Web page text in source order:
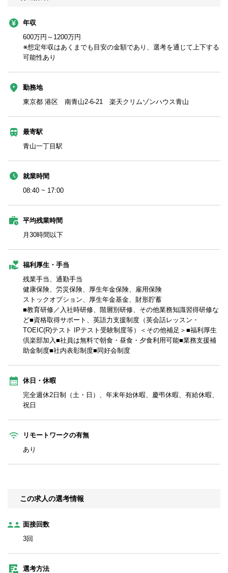
年収
600万円～1200万円
※想定年収はあくまでも目安の金額であり、選考を通じて上下する
可能性あり
勤務地
東京都 港区 南青山2-6-21 楽天クリムゾンハウス青山
最寄駅
青山一丁目駅
就業時間
08:40 ~ 17:00
平均残業時間
月30時間以下
福利厚生・手当
残業手当、通勤手当
健康保険、労災保険、厚生年金保険、雇用保険
ストックオプション、厚生年金基金、財形貯蓄
■教育研修／入社時研修、階層別研修、その他業務知識習得研修な
ど■資格取得サポート、英語力支援制度（英会話レッスン・
TOEIC(R)テスト IPテスト受験制度等）＜その他補足＞■福利厚生
倶楽部加入■社員は無料で朝食・昼食・夕食利用可能■業務支援補
助金制度■社内表彰制度■同好会制度
休日・休暇
完全週休2日制（土・日）、年末年始休暇、慶弔休暇、有給休暇、
祝日
リモートワークの有無
あり
この求人の選考情報
面接回数
3回
選考方法